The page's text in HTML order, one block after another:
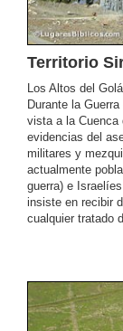
Territorio
Los Altos del
Durante la
vista a la Cuenca
evidencias del
militares y
actualmente
guerra) e
insiste en recibir
cualquier tratado